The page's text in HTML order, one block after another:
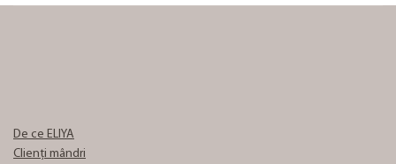
De ce ELIYA
Clienți mândri